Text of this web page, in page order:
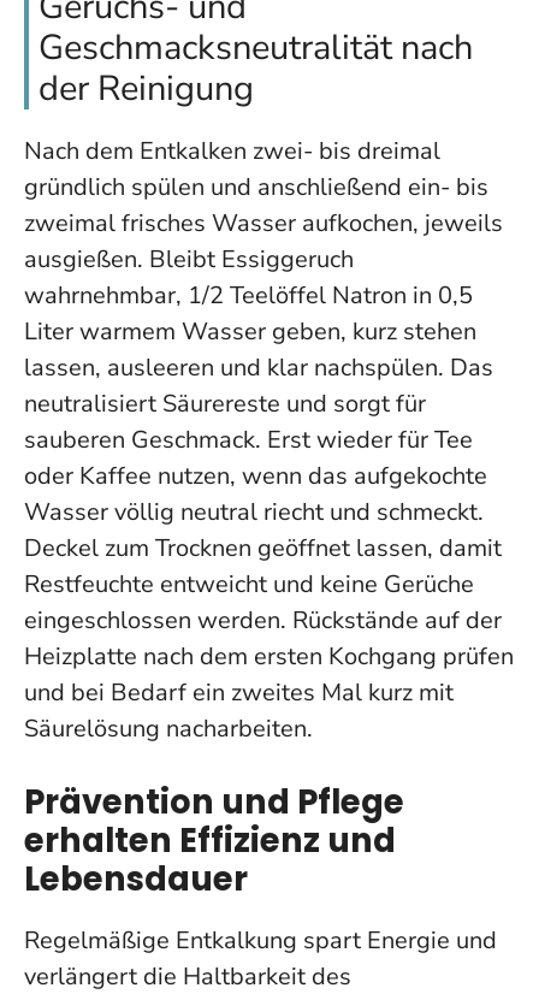
Geschmacksneutralität nach
der Reinigung
Nach dem Entkalken zwei- bis dreimal
gründlich spülen und anschließend ein- bis
zweimal frisches Wasser aufkochen, jeweils
ausgießen. Bleibt Essiggeruch
wahrnehmbar, 1/2 Teelöffel Natron in 0,5
Liter warmem Wasser geben, kurz stehen
lassen, ausleeren und klar nachspülen. Das
neutralisiert Säurereste und sorgt für
sauberen Geschmack. Erst wieder für Tee
oder Kaffee nutzen, wenn das aufgekochte
Wasser völlig neutral riecht und schmeckt.
Deckel zum Trocknen geöffnet lassen, damit
Restfeuchte entweicht und keine Gerüche
eingeschlossen werden. Rückstände auf der
Heizplatte nach dem ersten Kochgang prüfen
und bei Bedarf ein zweites Mal kurz mit
Säurelösung nacharbeiten.
Prävention und Pflege
erhalten Effizienz und
Lebensdauer
Regelmäßige Entkalkung spart Energie und
verlängert die Haltbarkeit des